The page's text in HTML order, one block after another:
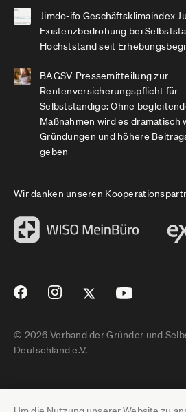
Jimdo-ifo Geschäftsklimaindex
Existenzbedrohung bei
Höchststand seit
BAGSV-Pressemitteilung zur
Rentenversicherungspflicht für
Selbstständige: Ohne
Maßnahmen wird es dramatisch
Gründungen und höhere
geben
Wir danken unseren
© 2026 Verband der Gründer und
Deutschland e.V.
Impressum